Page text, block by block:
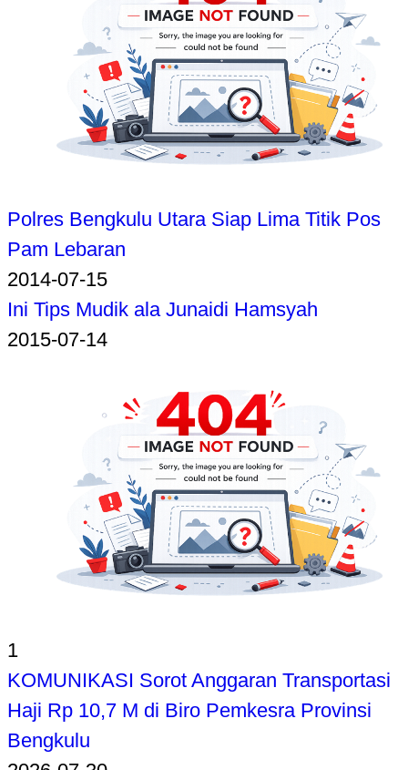
Polres Bengkulu Utara Siap Lima Titik Pos
Pam Lebaran
2014-07-15
Ini Tips Mudik ala Junaidi Hamsyah
2015-07-14
1
KOMUNIKASI Sorot Anggaran Transportasi
Haji Rp 10,7 M di Biro Pemkesra Provinsi
Bengkulu